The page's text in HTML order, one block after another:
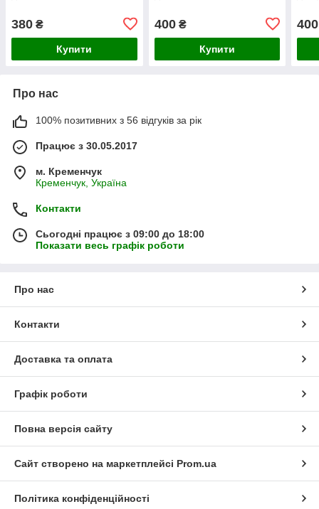
380 ₴
Купити
400₴
Купити
400
Про нас
100% позитивних з 56 відгуків за рік
Працює з 30.05.2017
м. Кременчук
Кременчук, Україна
Контакти
Сьогодні працює з 09:00 до 18:00
Показати весь графік роботи
Про нас
Контакти
Доставка та оплата
Графік роботи
Повна версія сайту
Сайт створено на маркетплейсі Prom.ua
Політика конфіденційності